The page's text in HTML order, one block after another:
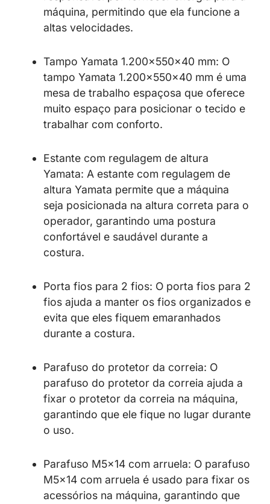
máquina, permitindo que ela funcione a
altas velocidades.
Tampo Yamata 1.200x550x40 mm: O
tampo Yamata 1.200x550x40 mm é uma
mesa de trabalho espaçosa que oferece
muito espaço para posicionar o tecido e
trabalhar com conforto.
Estante com regulagem de altura
Yamata: A estante com regulagem de
altura Yamata permite que a máquina
seja posicionada na altura correta para o
operador, garantindo uma postura
confortável e saudável durante a
costura.
Porta fios para 2 fios: O porta fios para 2
fios ajuda a manter os fios organizados e
evita que eles fiquem emaranhados
durante a costura.
Parafuso do protetor da correia: O
parafuso do protetor da correia ajuda a
fixar o protetor da correia na máquina,
garantindo que ele fique no lugar durante
o uso.
Parafuso M5x14 com arruela: O parafuso
M5x14 com arruela é usado para fixar os
acessórios na máquina, garantindo que